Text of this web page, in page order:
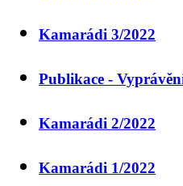
Kamarádi 3/2022
Publikace -
Kamarádi 2/2022
Kamarádi 1/2022